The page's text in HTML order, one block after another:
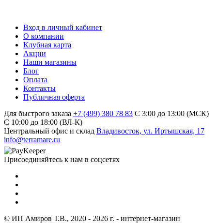
Вход в личный кабинет
О компании
Клубная карта
Акции
Наши магазины
Блог
Оплата
Контакты
Публичная оферта
Для быстрого заказа +7 (499) 380 78 83 С 3:00 до 13:00 (МСК)
C 10:00 до 18:00 (ВЛ-К)
Центральный офис и склад Владивосток, ул. Иртышская, 17
info@terramare.ru
Присоединяйтесь к нам в соцсетях
© ИП Амиров Т.В., 2020 - 2026 г. - интернет-магазин